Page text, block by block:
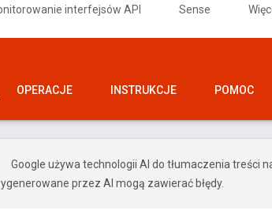
interfejsów API Sense
OPERACJE INSTRUKCJE POMOC
Google używa technologii AI do tłumaczenia treści
przez AI mogą zawierać błędy.